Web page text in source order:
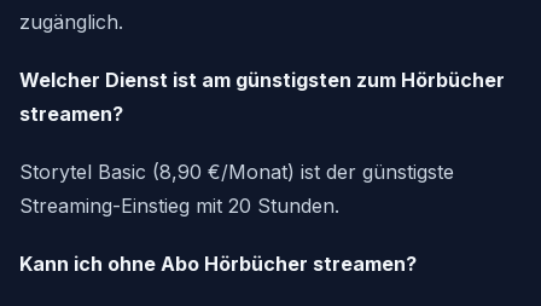
zugänglich.
Welcher Dienst ist am günstigsten zum Hörbücher
streamen?
Storytel Basic (8,90 €/Monat) ist der günstigste
Streaming-Einstieg mit 20 Stunden.
Kann ich ohne Abo Hörbücher streamen?